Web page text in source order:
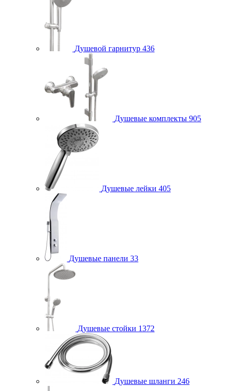
Душевой гарнитур 436
Душевые комплекты 905
Душевые лейки 405
Душевые панели 33
Душевые стойки 1372
Душевые шланги 246